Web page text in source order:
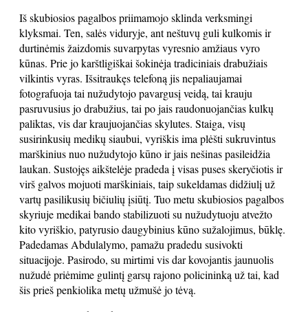
Iš skubiosios pagalbos priimamojo sklinda verksmingi
klyksmai. Ten, salės viduryje, ant neštuvų guli kulkomis ir
durtinėmis žaizdomis suvarpytas vyresnio amžiaus vyro
kūnas. Prie jo karštligiškai šokinėja tradiciniais drabužiais
vilkintis vyras. Išsitraukęs telefoną jis nepaliaujamai
fotografuoja tai nužudytojo pavargusį veidą, tai krauju
pasruvusius jo drabužius, tai po jais raudonuojančias kulkų
paliktas, vis dar kraujuojančias skylutes. Staiga, visų
susirinkusių medikų siaubui, vyriškis ima plėšti sukruvintus
marškinius nuo nužudytojo kūno ir jais nešinas pasileidžia
laukan. Sustojęs aikštelėje pradeda į visas puses skeryčiotis ir
virš galvos mojuoti marškiniais, taip sukeldamas didžiulį už
vartų pasilikusių bičiulių įsiūtį. Tuo metu skubiosios pagalbos
skyriuje medikai bando stabilizuoti su nužudytuoju atvežto
kito vyriškio, patyrusio daugybinius kūno sužalojimus, būklę.
Padedamas Abdulalymo, pamažu pradedu susivokti
situacijoje. Pasirodo, su mirtimi vis dar kovojantis jaunuolis
nužudė priėmime gulintį garsų rajono policininką už tai, kad
šis prieš penkiolika metų užmušė jo tėvą.